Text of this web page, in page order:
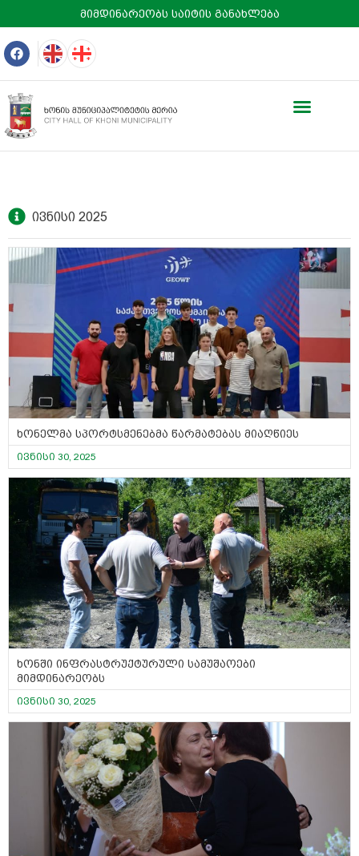
მიმდინარეობს საიტის განახლება
ივნისი 2025
ხონელმა სპორტსმენებმა წარმატებას მიაღწიეს
ივნისი 30, 2025
ხონში ინფრასტრუქტურული სამუშაოები
მიმდინარეობს
ივნისი 30, 2025